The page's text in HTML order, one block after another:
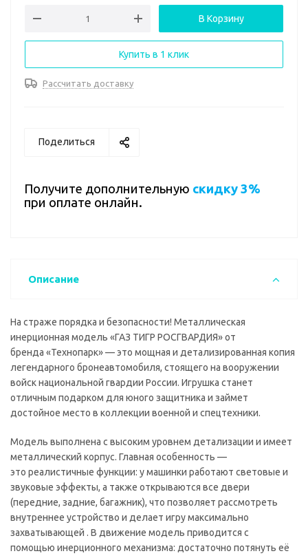
В Корзину
Купить в 1 клик
Рассчитать доставку
Поделиться
Получите дополнительную скидку 3%
при оплате онлайн.
Описание
На страже порядка и безопасности! Металлическая
инерционная модель «ГАЗ ТИГР РОСГВАРДИЯ» от
бренда «Технопарк» — это мощная и детализированная копия
легендарного бронеавтомобиля, стоящего на вооружении
войск национальной гвардии России. Игрушка станет
отличным подарком для юного защитника и займет
достойное место в коллекции военной и спецтехники.
Модель выполнена с высоким уровнем детализации и имеет
металлический корпус. Главная особенность —
это реалистичные функции: у машинки работают световые и
звуковые эффекты, а также открываются все двери
(передние, задние, багажник), что позволяет рассмотреть
внутреннее устройство и делает игру максимально
захватывающей . В движение модель приводится с
помощью инерционного механизма: достаточно потянуть её